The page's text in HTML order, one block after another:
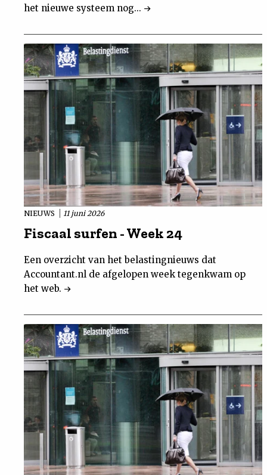
het nieuwe systeem nog...
NIEUWS 11 juni 2026
Fiscaal surfen - Week 24
Een overzicht van het belastingnieuws dat
Accountant.nl de afgelopen week tegenkwam op
het web.